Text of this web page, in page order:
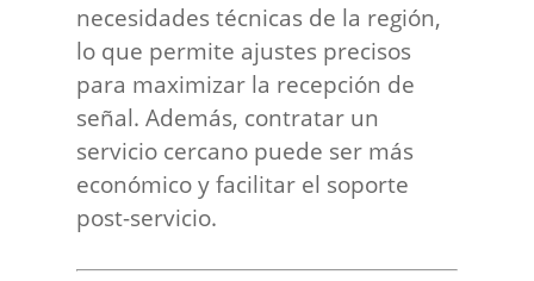
necesidades técnicas de la región,
lo que permite ajustes precisos
para maximizar la recepción de
señal. Además, contratar un
servicio cercano puede ser más
económico y facilitar el soporte
post-servicio.